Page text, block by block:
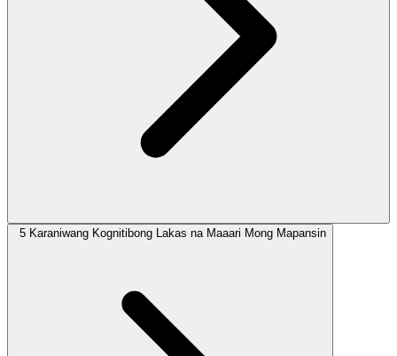
5 Karaniwang Kognitibong Lakas na Maaari Mong Mapansin